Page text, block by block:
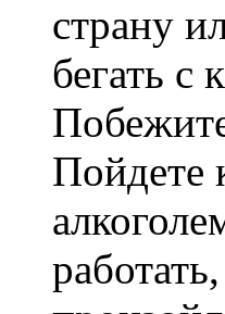
страну
бегать с
Пойдете